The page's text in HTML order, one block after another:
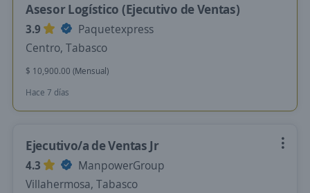
Asesor Logístico (Ejecutivo de Ventas)
3.9
Paquetexpress
Centro, Tabasco
$ 10,900.00 (Mensual)
Hace 7 días
Ejecutivo/a de Ventas Jr
4.3
ManpowerGroup
Villahermosa, Tabasco